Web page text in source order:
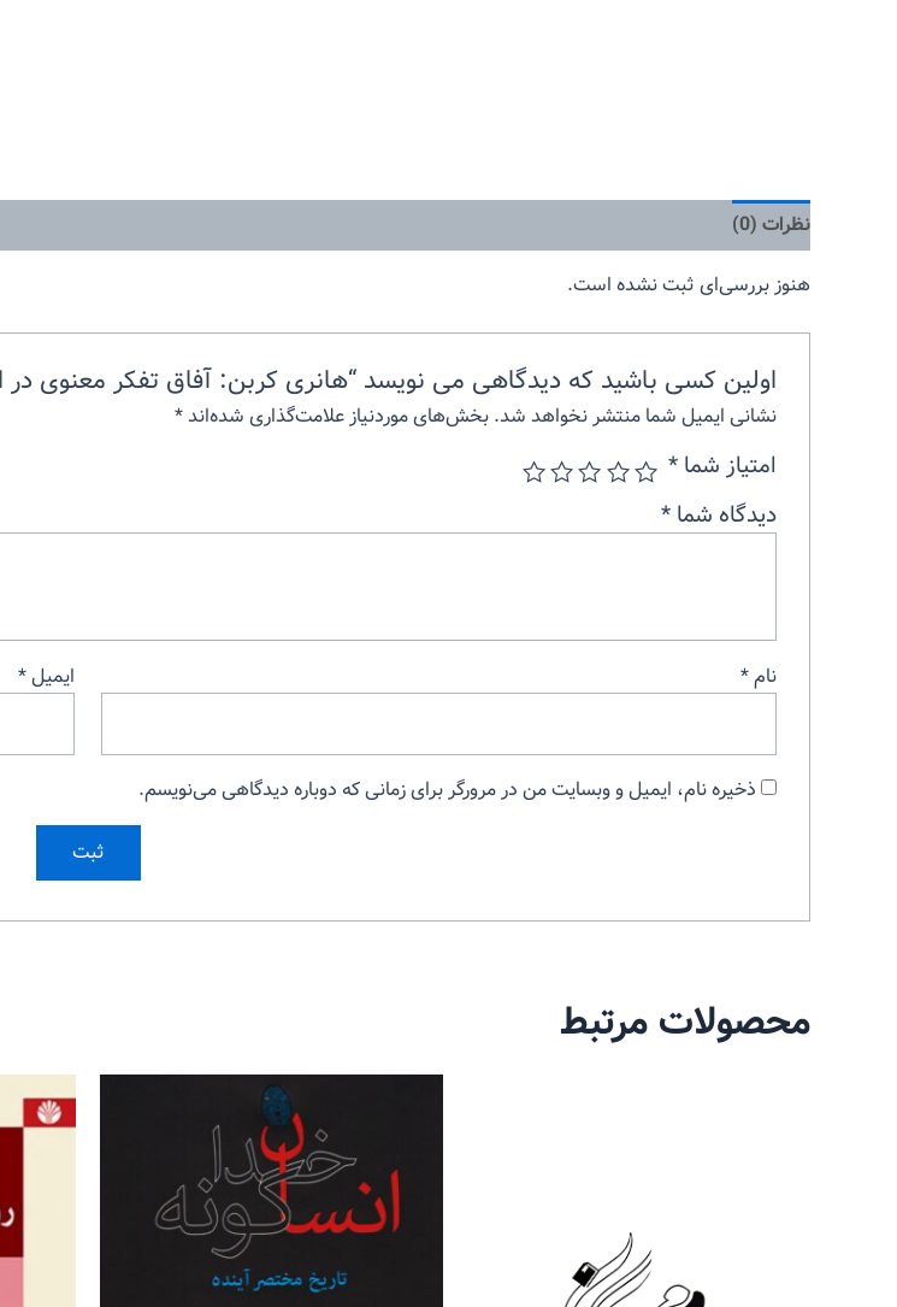
نظرات (0)
هنوز بررسی‌ای ثبت نشده است.
اولین کسی باشید که دیدگاهی می نویسد “هانری کربن: آفاق تفکر معنوی در
نشانی ایمیل شما منتشر نخواهد شد. بخش‌های موردنیاز علامت‌گذاری شده‌اند*
امتیاز شما *
دیدگاه شما *
نام* ایمیل*
ذخیره نام، ایمیل و وبسایت من در مرورگر برای زمانی که دوباره دیدگاهی می‌نویسم.
محصولات مرتبط